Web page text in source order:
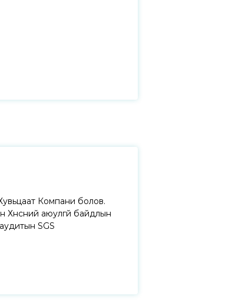
Компани болов.
аюулгүй байдлын
SGS